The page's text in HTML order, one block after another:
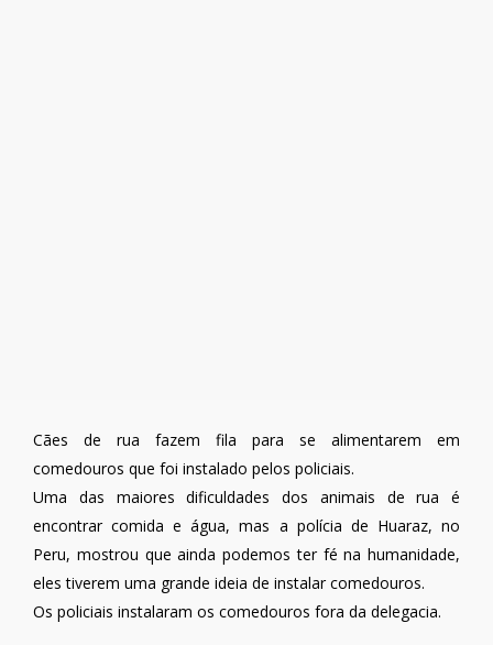
Cães de rua fazem fila para se alimentarem em
comedouros que foi instalado pelos policiais.
Uma das maiores dificuldades dos animais de rua é
encontrar comida e água, mas a polícia de Huaraz, no
Peru, mostrou que ainda podemos ter fé na humanidade,
eles tiverem uma grande ideia de instalar comedouros.
Os policiais instalaram os comedouros fora da delegacia.